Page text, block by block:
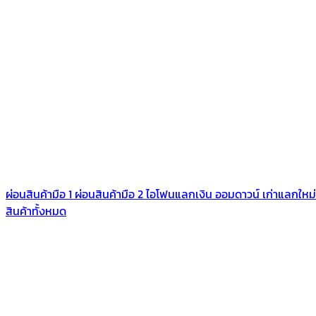
ผ่อนสินค้ามือ 1 ผ่อนสินค้ามือ 2ไอโฟนแลกเงิน ออมดาวน์ เก่าแลกใหม่
สินค้าทั้งหมด